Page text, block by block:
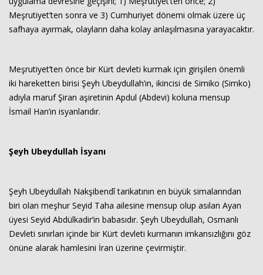
Meşrutiyet’ten sonra ve 3) Cumhuriyet dönemi olmak üzere üç
safhaya ayırmak, olayların daha kolay anlaşılmasına yarayacaktır.
Meşrutiyet’ten önce bir Kürt devleti kurmak için girişilen önemli
iki hareketten birisi Şeyh Ubeydullah’ın, ikincisi de Simiko (Simko)
adıyla maruf Şiran aşiretinin Apdul (Abdevi) koluna mensup
İsmail Han’ın isyanlarıdır.
Şeyh Ubeydullah İsyanı
Şeyh Ubeydullah Nakşibendî tarikatının en büyük simalarından
biri olan meşhur Seyid Taha ailesine mensup olup asılan Ayan
üyesi Seyid Abdülkadir’in babasıdır. Şeyh Ubeydullah, Osmanlı
Devleti sınırları içinde bir Kürt devleti kurmanın imkansızlığını göz
önüne alarak hamlesini İran üzerine çevirmiştir.